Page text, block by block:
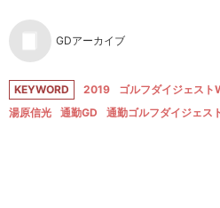
GDアーカイブ
KEYWORD 2019 ゴルフダイジェスト
湯原信光
通勤GD 通勤ゴルフダイジェス